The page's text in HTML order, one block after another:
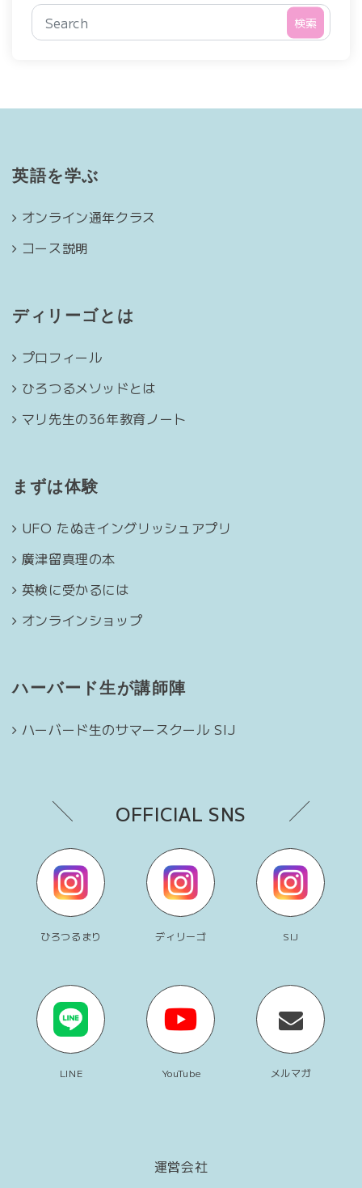
検索
英語を学ぶ
オンライン通年クラス
コース説明
ディリーゴとは
プロフィール
ひろつるメソッドとは
マリ先生の36年教育ノート
まずは体験
UFO たぬきイングリッシュアプリ
廣津留真理の本
英検に受かるには
オンラインショップ
ハーバード生が講師陣
ハーバード生のサマースクール SIJ
OFFICIAL SNS
ひろつるまり ディリーゴ SIJ
LINE YouTube メルマガ
運営会社